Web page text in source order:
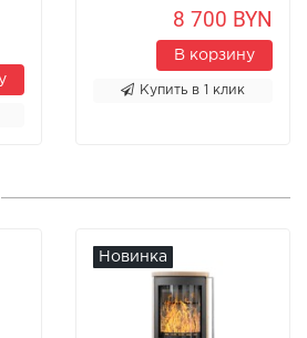
8 700 BYN
В корзину
Купить в 1 клик
Новинка